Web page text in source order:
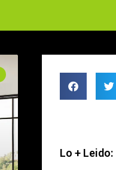
Lo + Leido: